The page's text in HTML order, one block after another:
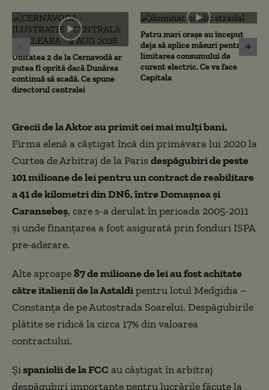
0
seconds
Unitatea 2 de la Cernavodă ar
putea fi oprită dacă Dunărea
continuă să scadă. Ce spune
directorul centralei
Patru mari orașe au început
deja să aplice măsuri pentru
limitarea consumului de
curent electric. Ce va face
Capitala
Grecii de la Aktor au primit cei mai mulți bani.
Firma elenă a câștigat încă din primăvara lui 2020 la
Curtea de Arbitraj de la Paris despăgubiri de peste
101 milioane de lei pentru un contract de reabilitare
a 41 de kilometri din DN6, între Domașnea și
Caransebeș, care s-a derulat în perioada 2005-2011
și unde finanțarea a fost asigurată prin fonduri ISPA
pre-aderare.
Alte aproape87 de milioane de lei au fost achitate
către italienii de la Astaldipentru lotul Medgidia –
Constanţa de pe Autostrada Soarelui. Despăgubirile
plătite se ridică la circa 17% din valoarea
contractului.
Șispaniolii de la FCC au câștigat în arbitraj
despăgubiri importante pentru lucrările făcute la